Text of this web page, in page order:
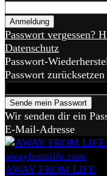
Passwort vergessen?
Datenschutz
Passwort-
Passwort zurücksetzen
Wir senden dir ein
E-Mail-Adresse
AWAY FROM LIFE